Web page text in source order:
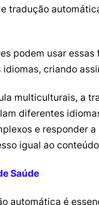
tradução
podem usar
criando
multiculturais, a
diferentes
e responder
igual ao
Saúde
automática é